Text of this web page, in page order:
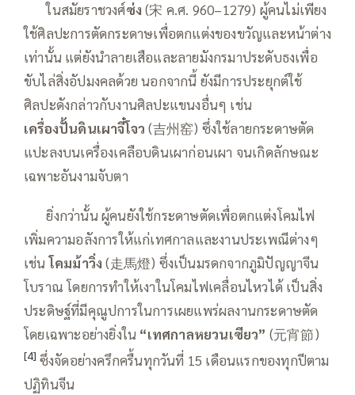
——ในสมัยราชวงศ์ซ่ง (宋 ค.ศ. 960–1279) ผู้คนไม่เพียง
ใช้ศิลปะการตัดกระดาษเพื่อตกแต่งของขวัญและหน้าต่าง
เท่านั้น แต่ยังนำลายเสือและลายมังกรมาประดับธงเพื่อ
ขับไล่สิ่งอัปมงคลด้วย นอกจากนี้ ยังมีการประยุกต์ใช้
ศิลปะดังกล่าวกับงานศิลปะแขนงอื่นๆ เช่น
เครื่องปั้นดินเผาจี๋โจว (吉州窑) ซึ่งใช้ลายกระดาษตัด
แปะลงบนเครื่องเคลือบดินเผาก่อนเผา จนเกิดลักษณะ
เฉพาะอันงามจับตา
——ยิ่งกว่านั้น ผู้คนยังใช้กระดาษตัดเพื่อตกแต่งโคมไฟ
เพิ่มความอลังการให้แก่เทศกาลและงานประเพณีต่างๆ
เช่นโคมม้าวิ่ง (走馬燈) ซึ่งเป็นมรดกจากภูมิปัญญาจีน
โบราณ โดยการทำให้เงาในโคมไฟเคลื่อนไหวได้ เป็นสิ่ง
ประดิษฐ์ที่มีคุณูปการในการเผยแพร่ผลงานกระดาษตัด
โดยเฉพาะอย่างยิ่งใน “เทศกาลหยวนเซียว” (元宵節)
[4] ซึ่งจัดอย่างครึกครื้นทุกวันที่ 15 เดือนแรกของทุกปีตาม
ปฏิทินจีน